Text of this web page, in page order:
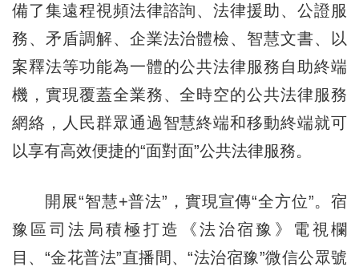
備了集遠程視頻法律諮詢、法律援助、公證服
務、矛盾調解、企業法治體檢、智慧文書、以
案釋法等功能為一體的公共法律服務自助終端
機，實現覆蓋全業務、全時空的公共法律服務
網絡，人民群眾通過智慧終端和移動終端就可
以享有高效便捷的“面對面”公共法律服務。
開展“智慧+普法”，實現宣傳“全方位”。宿
豫區司法局積極打造《法治宿豫》電視欄
目、“金花普法”直播間、“法治宿豫”微信公眾號